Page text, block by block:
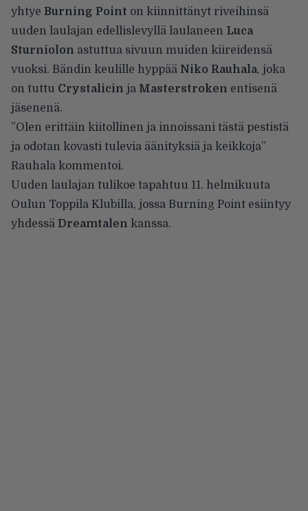
yhtye Burning Point on kiinnittänyt riveihinsä
uuden laulajan edellislevyllä laulaneen Luca
Sturniolon astuttua sivuun muiden kiireidensä
vuoksi. Bändin keulille hyppää Niko Rauhala, joka
on tuttu Crystalicin ja Masterstroken entisenä
jäsenenä.
”Olen erittäin kiitollinen ja innoissani tästä pestistä
ja odotan kovasti tulevia äänityksiä ja keikkoja”
Rauhala kommentoi.
Uuden laulajan tulikoe tapahtuu 11. helmikuuta
Oulun Toppila Klubilla, jossa Burning Point esiintyy
yhdessä Dreamtalen kanssa.